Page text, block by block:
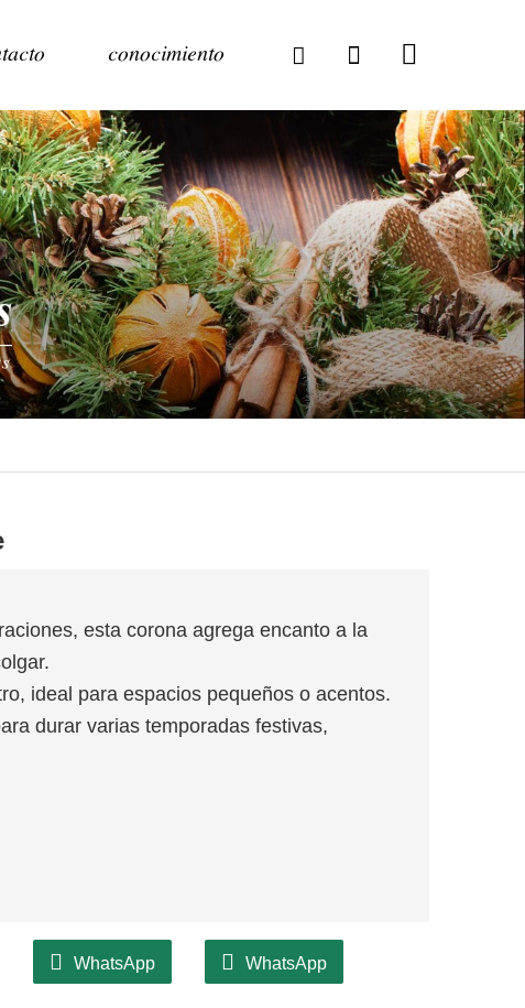
conocimiento
esta corona agrega encanto a la
ideal para espacios pequeños o acentos.
durar varias temporadas festivas,
WhatsApp WhatsApp